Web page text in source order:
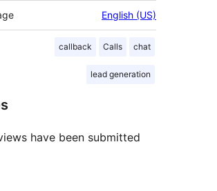
English (US)
callback Calls chat
lead generation
have been submitted